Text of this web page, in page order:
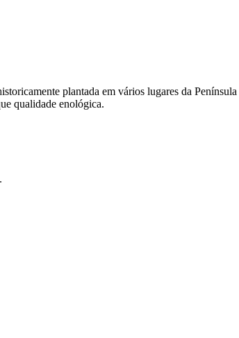
plantada em vários lugares da
qualidade enológica.